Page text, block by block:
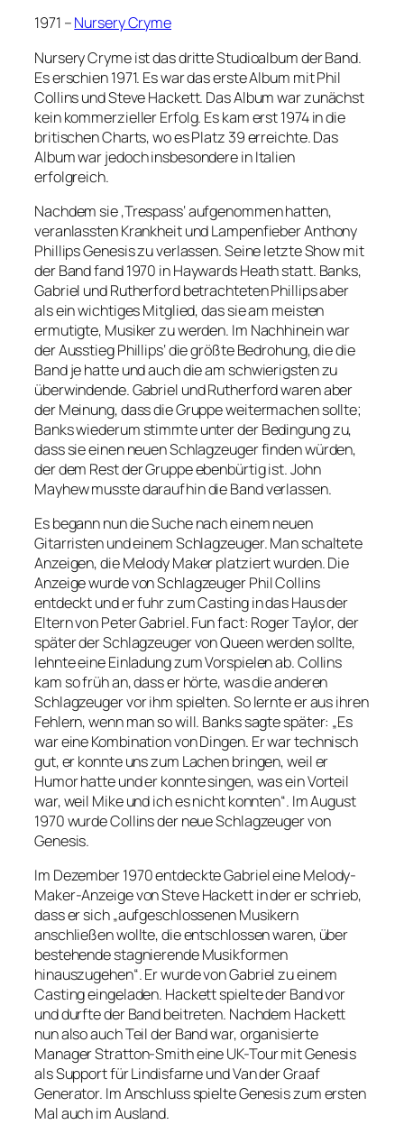
1971 –Nursery Cryme
Nursery Cryme ist das dritte Studioalbum der Band.
Es erschien 1971. Es war das erste Album mit Phil
Collins und Steve Hackett. Das Album war zunächst
kein kommerzieller Erfolg. Es kam erst 1974 in die
britischen Charts, wo es Platz 39 erreichte. Das
Album war jedoch insbesondere in Italien
erfolgreich.
Nachdem sie ‚Trespass‘ aufgenommen hatten,
veranlassten Krankheit und Lampenfieber Anthony
Phillips Genesis zu verlassen. Seine letzte Show mit
der Band fand 1970 in Haywards Heath statt. Banks,
Gabriel und Rutherford betrachteten Phillips aber
als ein wichtiges Mitglied, das sie am meisten
ermutigte, Musiker zu werden. Im Nachhinein war
der Ausstieg Phillips‘ die größte Bedrohung, die die
Band je hatte und auch die am schwierigsten zu
überwindende. Gabriel und Rutherford waren aber
der Meinung, dass die Gruppe weitermachen sollte;
Banks wiederum stimmte unter der Bedingung zu,
dass sie einen neuen Schlagzeuger finden würden,
der dem Rest der Gruppe ebenbürtig ist. John
Mayhew musste daraufhin die Band verlassen.
Es begann nun die Suche nach einem neuen
Gitarristen und einem Schlagzeuger. Man schaltete
Anzeigen, die Melody Maker platziert wurden. Die
Anzeige wurde von Schlagzeuger Phil Collins
entdeckt und er fuhr zum Casting in das Haus der
Eltern von Peter Gabriel. Fun fact: Roger Taylor, der
später der Schlagzeuger von Queen werden sollte,
lehnte eine Einladung zum Vorspielen ab. Collins
kam so früh an, dass er hörte, was die anderen
Schlagzeuger vor ihm spielten. So lernte er aus ihren
Fehlern, wenn man so will. Banks sagte später: „Es
war eine Kombination von Dingen. Er war technisch
gut, er konnte uns zum Lachen bringen, weil er
Humor hatte und er konnte singen, was ein Vorteil
war, weil Mike und ich es nicht konnten“. Im August
1970 wurde Collins der neue Schlagzeuger von
Genesis.
Im Dezember 1970 entdeckte Gabriel eine Melody-
Maker-Anzeige von Steve Hackett in der er schrieb,
dass er sich „aufgeschlossenen Musikern
anschließen wollte, die entschlossen waren, über
bestehende stagnierende Musikformen
hinauszugehen“. Er wurde von Gabriel zu einem
Casting eingeladen. Hackett spielte der Band vor
und durfte der Band beitreten. Nachdem Hackett
nun also auch Teil der Band war, organisierte
Manager Stratton-Smith eine UK-Tour mit Genesis
als Support für Lindisfarne und Van der Graaf
Generator. Im Anschluss spielte Genesis zum ersten
Mal auch im Ausland.